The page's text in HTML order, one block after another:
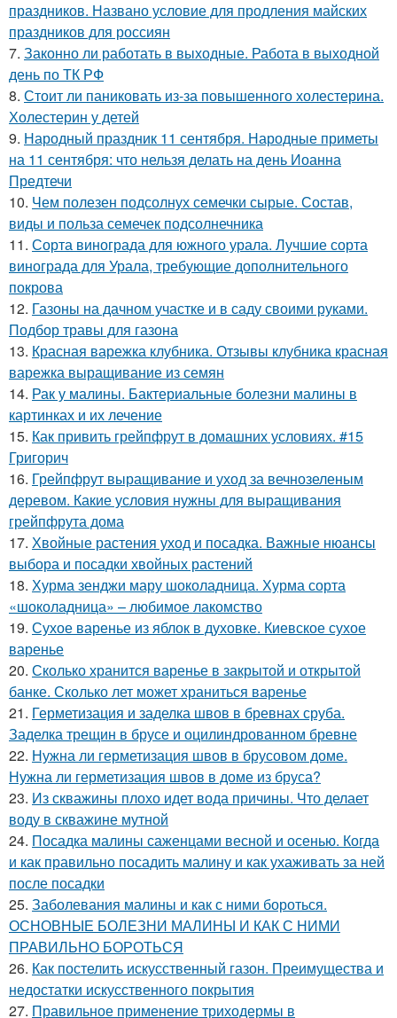
праздников. Названо условие для продления майских
праздников для россиян
7. Законно ли работать в выходные. Работа в выходной
день по ТК РФ
8. Стоит ли паниковать из-за повышенного холестерина.
Холестерин у детей
9. Народный праздник 11 сентября. Народные приметы
на 11 сентября: что нельзя делать на день Иоанна
Предтечи
10. Чем полезен подсолнух семечки сырые. Состав,
виды и польза семечек подсолнечника
11. Сорта винограда для южного урала. Лучшие сорта
винограда для Урала, требующие дополнительного
покрова
12. Газоны на дачном участке и в саду своими руками.
Подбор травы для газона
13. Красная варежка клубника. Отзывы клубника красная
варежка выращивание из семян
14. Рак у малины. Бактериальные болезни малины в
картинках и их лечение
15. Как привить грейпфрут в домашних условиях. #15
Григорич
16. Грейпфрут выращивание и уход за вечнозеленым
деревом. Какие условия нужны для выращивания
грейпфрута дома
17. Хвойные растения уход и посадка. Важные нюансы
выбора и посадки хвойных растений
18. Хурма зенджи мару шоколадница. Хурма сорта
«шоколадница» – любимое лакомство
19. Сухое варенье из яблок в духовке. Киевское сухое
варенье
20. Сколько хранится варенье в закрытой и открытой
банке. Сколько лет может храниться варенье
21. Герметизация и заделка швов в бревнах сруба.
Заделка трещин в брусе и оцилиндрованном бревне
22. Нужна ли герметизация швов в брусовом доме.
Нужна ли герметизация швов в доме из бруса?
23. Из скважины плохо идет вода причины. Что делает
воду в скважине мутной
24. Посадка малины саженцами весной и осенью. Когда
и как правильно посадить малину и как ухаживать за ней
после посадки
25. Заболевания малины и как с ними бороться.
ОСНОВНЫЕ БОЛЕЗНИ МАЛИНЫ И КАК С НИМИ
ПРАВИЛЬНО БОРОТЬСЯ
26. Как постелить искусственный газон. Преимущества и
недостатки искусственного покрытия
27. Правильное применение триходермы в